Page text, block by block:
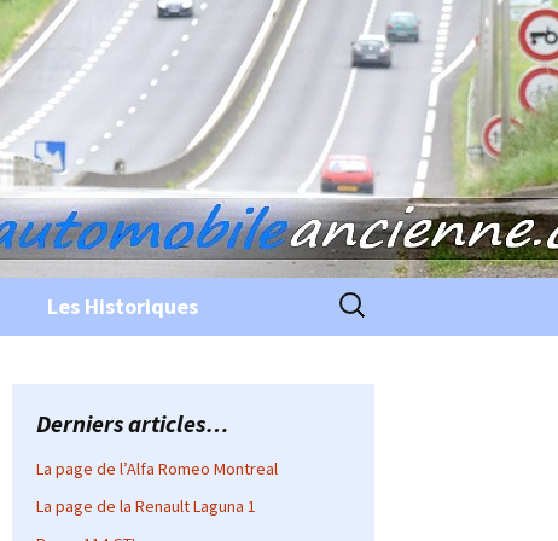
Les Historiques Rechercher :
Derniers articles…
La page de l’Alfa Romeo Montreal
La page de la Renault Laguna 1